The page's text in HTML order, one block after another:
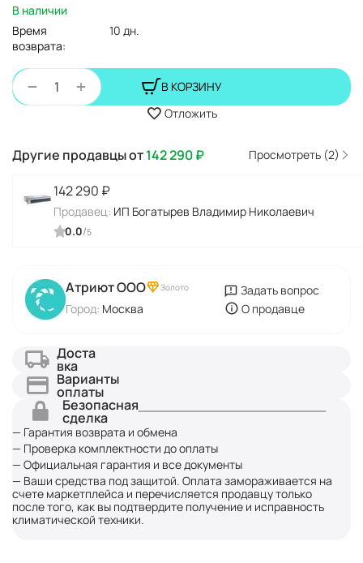
В наличии
Время
возврата:
10 дн.
+
−
В КОРЗИНУ
Отложить
Другие продавцы от142 290₽ Просмотреть (2)
142 290 ₽
Продавец: ИП Богатырев Владимир Николаевич
0.0/5
Атриют ООО Золото
Город: Москва
Задать вопрос
О продавце
Доста
вка
Варианты
оплаты
Безопасная
сделка
— Гарантия возврата и обмена
— Проверка комплектности до оплаты
— Официальная гарантия и все документы
— Ваши средства под защитой. Оплата замораживается на
счете маркетплейса и перечисляется продавцу только
после того, как вы подтвердите получение и исправность
климатической техники.